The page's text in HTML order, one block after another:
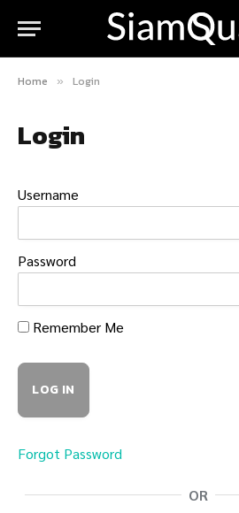
Home » Login
Login
Username
Password
Remember Me
Forgot Password
OR